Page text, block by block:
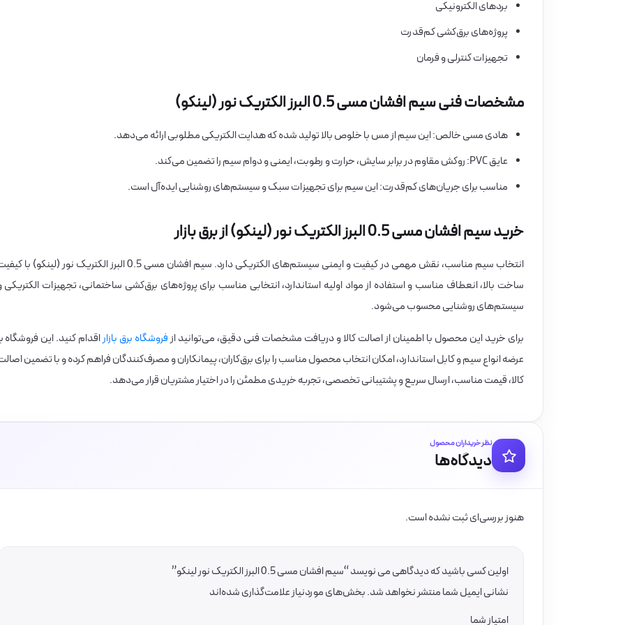
بردهای الکترونیکی
پروژه‌های برق‌کشی کم‌قدرت
تجهیزات کنترلی و فرمان
مشخصات فنی سیم افشان مسی 0.5 البرز الکتریک نور (لینکو)
هادی مسی خالص: این سیم از مس با خلوص بالا تولید شده که هدایت الکتریکی مطلوبی ارائه می‌دهد.
عایق PVC: روکش مقاوم در برابر سایش، حرارت و رطوبت، ایمنی و دوام سیم را تضمین می‌کند.
مناسب برای جریان‌های کم‌قدرت: این سیم برای تجهیزات سبک و سیستم‌های روشنایی ایده‌آل است.
خرید سیم افشان مسی 0.5 البرز الکتریک نور (لینکو) از برق بازار
انتخاب سیم مناسب، نقش مهمی در کیفیت و ایمنی سیستم‌های الکتریکی دارد. سیم افشان مسی 0.5 البرز الکتریک نور (لینکو) با
ساخت بالا، انعطاف مناسب و استفاده از مواد اولیه استاندارد، انتخابی مناسب برای پروژه‌های برق‌کشی ساختمانی، تجهیزات الکتریکی
سیستم‌های روشنایی محسوب می‌شود.
برای خرید این محصول با اطمینان از اصالت کالا و دریافت مشخصات فنی دقیق، می‌توانید ازفروشگاه برق بازاراقدام کنید. این فروشگاه
عرضه انواع سیم و کابل استاندارد، امکان انتخاب محصول مناسب را برای برق‌کاران، پیمانکاران و مصرف‌کنندگان فراهم کرده و با تضمین
کالا، قیمت مناسب، ارسال سریع و پشتیبانی تخصصی، تجربه خریدی مطمئن را در اختیار مشتریان قرار می‌دهد.
نظر خریداران محصول
دیدگاه‌ها
هنوز بررسی‌ای ثبت نشده است.
اولین کسی باشید که دیدگاهی می نویسد “سیم افشان مسی 0.5 البرز الکتریک نور لینکو”
نشانی ایمیل شما منتشر نخواهد شد.بخش‌های موردنیاز علامت‌گذاری شده‌اند
امتیاز شما